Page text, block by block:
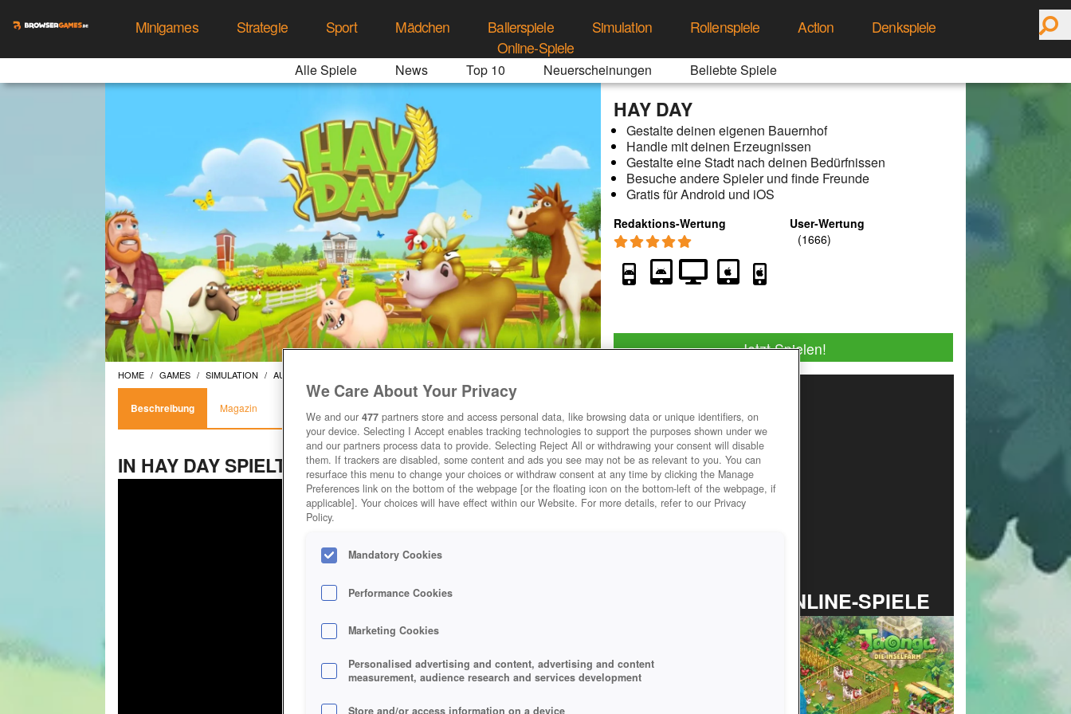
Minigames Strategie Sport Mädchen Ballerspiele Simulation Rollenspiele Action
Denkspiele
Online-Spiele
Alle Spiele News Top 10 Neuerscheinungen Beliebte Spiele
HAY DAY
Gestalte deinen eigenen Bauernhof
Handle mit deinen Erzeugnissen
Gestalte eine Stadt nach deinen Bedürfnissen
Besuche andere Spieler und finde Freunde
Gratis für Android und iOS
Redaktions-Wertung User-Wertung
Jetzt Spielen!
HOME GAMES SIMULATION AUFBAUSPIELE
Beschreibung Magazin
IN HAY DAY SPIELT DIE GANZE FARM VERRÜCKT!
TOP ONLINE-SPIELE
We Care About Your Privacy
We and our 477 partners store and access personal data, like browsing data or unique identifiers, on
your device. Selecting I Accept enables tracking technologies to support the purposes shown under we
and our partners process data to provide. Selecting Reject All or withdrawing your consent will disable
them. If trackers are disabled, some content and ads you see may not be as relevant to you. You can
resurface this menu to change your choices or withdraw consent at any time by clicking the Manage
Preferences link on the bottom of the webpage [or the floating icon on the bottom-left of the webpage, if
applicable]. Your choices will have effect within our Website. For more details, refer to our Privacy
Policy.
Mandatory Cookies
Performance Cookies
Marketing Cookies
Personalised advertising and content, advertising and content
measurement, audience research and services development
Store and/or access information on a device